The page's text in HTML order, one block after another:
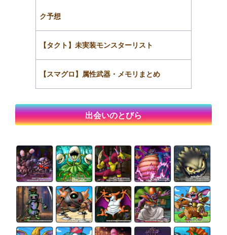
ク予想
【タクト】未実装モンスターリスト
【スマグロ】属性武器・メモリまとめ
出会いのとびら